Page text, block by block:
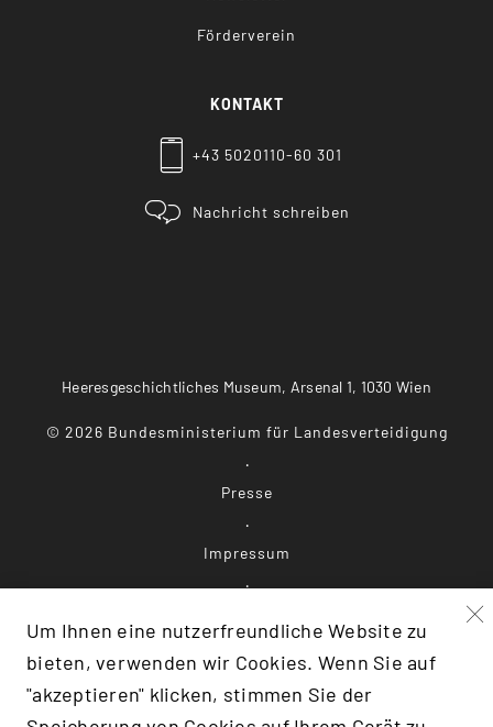
Förderverein
KONTAKT
+43 5020110-60 301
Nachricht schreiben
Heeresgeschichtliches Museum, Arsenal 1, 1030 Wien
© 2026 Bundesministerium für Landesverteidigung
Presse
Impressum
Barrierefreiheit
Um Ihnen eine nutzerfreundliche Website zu
bieten, verwenden wir Cookies. Wenn Sie auf
"akzeptieren" klicken, stimmen Sie der